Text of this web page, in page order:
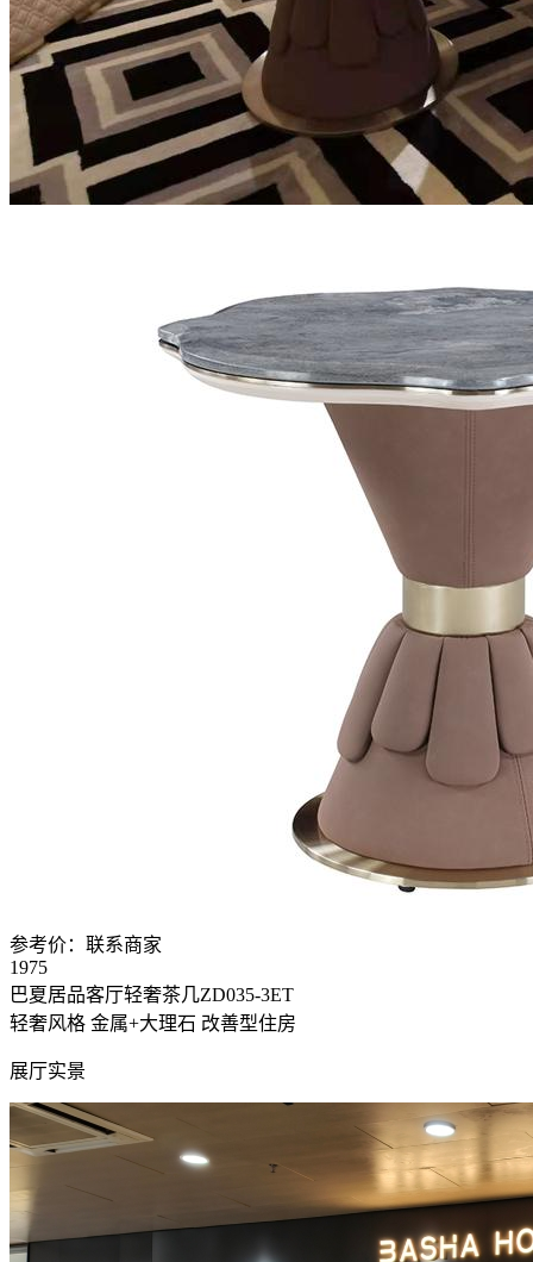
参考价： 联系商家
1975
巴夏居品客厅轻奢茶几ZD035-3ET
轻奢风格 金属+大理石 改善型住房
展厅实景